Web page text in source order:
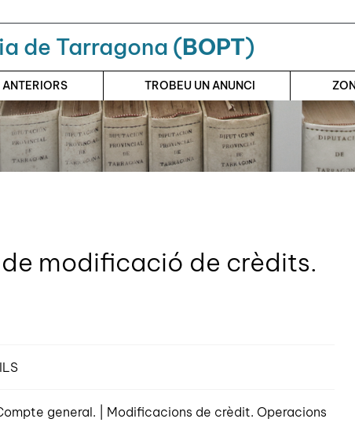
de Tarragona (BOPT)
TROBEU UN ANUNCI
modificació de crèdits.
general. | Modificacions de crèdit. Operacions